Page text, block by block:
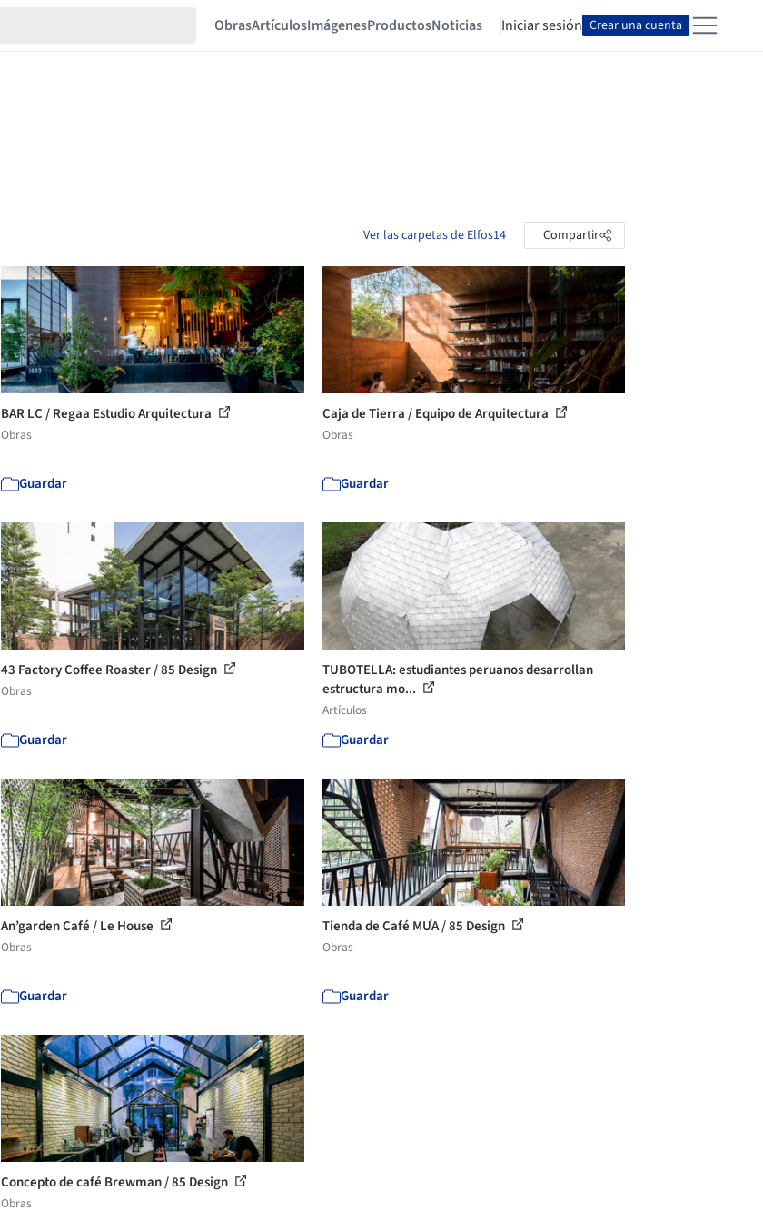
ObrasArtículosImágenesProductosNoticias Iniciar sesión Crear una cuenta
Ver las carpetas de Elfos14 Compartir
BAR LC / Regaa Estudio Arquitectura
Obras
Guardar
Caja de Tierra / Equipo de Arquitectura
Obras
Guardar
43 Factory Coffee Roaster / 85 Design
Obras
Guardar
TUBOTELLA: estudiantes peruanos desarrollan
estructura mo...
Artículos
Guardar
An’garden Café / Le House
Obras
Guardar
Tienda de Café MƯA / 85 Design
Obras
Guardar
Concepto de café Brewman / 85 Design
Obras